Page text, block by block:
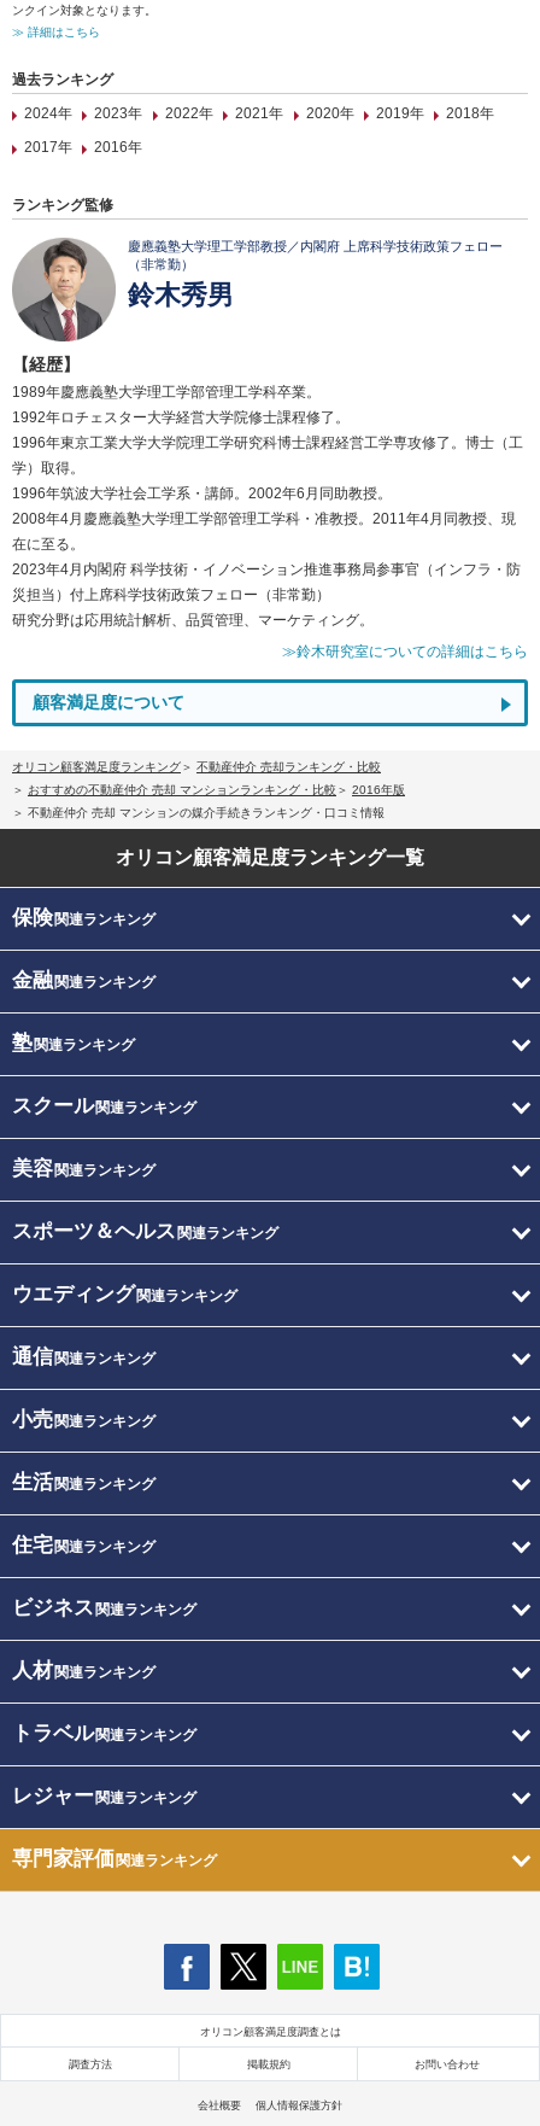
ンクイン対象となります。
≫ 詳細はこちら
過去ランキング
2024年
2023年 2022年 2021年 2020年 2019年
2018年
2017年
2016年
ランキング監修
慶應義塾大学理工学部教授／内閣府 上席科学技術政策フェロー
（非常勤）
鈴木秀男
【経歴】
1989年慶應義塾大学理工学部管理工学科卒業。
1992年ロチェスター大学経営大学院修士課程修了。
1996年東京工業大学大学院理工学研究科博士課程経営工学専攻修了。博士（工
学）取得。
1996年筑波大学社会工学系・講師。2002年6月同助教授。
2008年4月慶應義塾大学理工学部管理工学科・准教授。2011年4月同教授、現
在に至る。
2023年4月内閣府 科学技術・イノベーション推進事務局参事官（インフラ・防
災担当）付上席科学技術政策フェロー（非常勤）
研究分野は応用統計解析、品質管理、マーケティング。
≫鈴木研究室についての詳細はこちら
顧客満足度について
オリコン顧客満足度ランキング
不動産仲介 売却ランキング・比較
おすすめの不動産仲介 売却 マンションランキング・比較
2016年版
不動産仲介 売却 マンションの媒介手続きランキング・口コミ情報
オリコン顧客満足度ランキング一覧
保険関連ランキング
金融関連ランキング
塾関連ランキング
スクール関連ランキング
美容関連ランキング
スポーツ＆ヘルス 関連ランキング
ウエディング関連ランキング
通信関連ランキング
小売関連ランキング
生活関連ランキング
住宅関連ランキング
ビジネス 関連ランキング
人材関連ランキング
トラベル関連ランキング
レジャー関連ランキング
専門家評価関連ランキング
オリコン顧客満足度調査とは
調査方法 掲載規約 お問い合わせ
会社概要 個人情報保護方針